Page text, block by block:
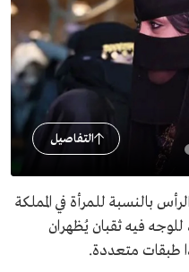
التفاصيل
بالنسبة للمرأة في المملكة
فيه ثقبان يُظهران
طبقات متعددة.